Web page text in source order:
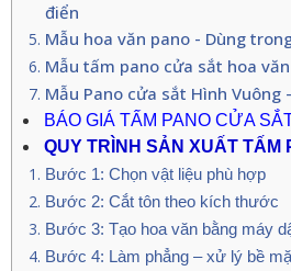
điển
Mẫu hoa văn pano - Dùng
Mẫu tấm pano cửa sắt hoa
Mẫu Pano cửa sắt Hình Vuông
BÁO GIÁ TẤM PANO CỬA
QUY TRÌNH SẢN XUẤT TẤM
Bước 1: Chọn vật liệu phù hợp
Bước 2: Cắt tôn theo kích thước
Bước 3: Tạo hoa văn bằng máy
Bước 4: Làm phẳng – xử lý bề